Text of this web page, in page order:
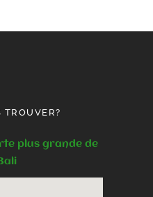
TROUVER?
plus grande de
Bali